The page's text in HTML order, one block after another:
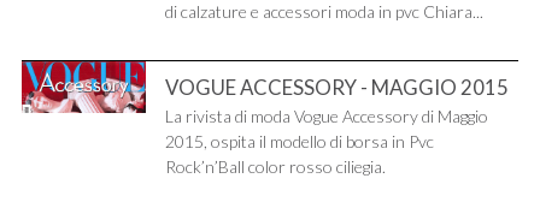
di calzature e accessori moda in pvc Chiara...
VOGUE ACCESSORY - MAGGIO 2015
La rivista di moda Vogue Accessory di Maggio
2015, ospita il modello di borsa in Pvc
Rock’n’Ball color rosso ciliegia.